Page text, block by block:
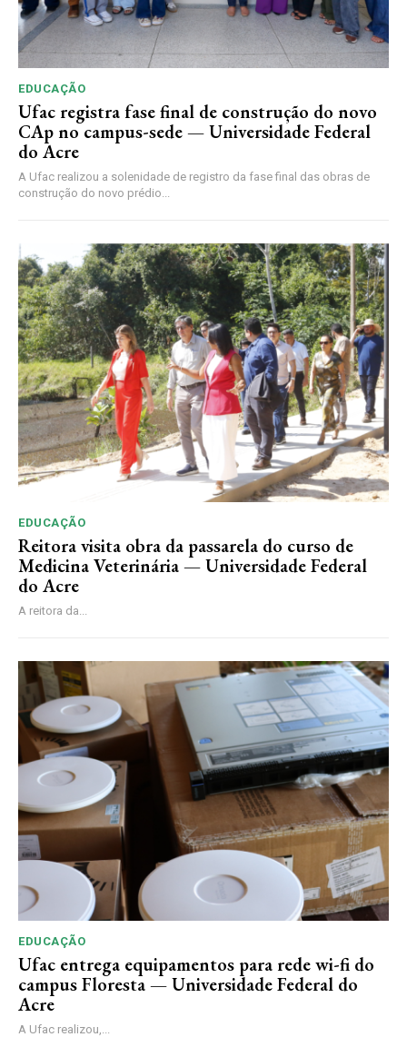
EDUCAÇÃO
Ufac registra fase final de construção do novo
CAp no campus-sede — Universidade Federal
do Acre
A Ufac realizou a solenidade de registro da fase final das obras de
construção do novo prédio...
EDUCAÇÃO
Reitora visita obra da passarela do curso de
Medicina Veterinária — Universidade Federal
do Acre
A reitora da...
EDUCAÇÃO
Ufac entrega equipamentos para rede wi-fi do
campus Floresta — Universidade Federal do
Acre
A Ufac realizou,...